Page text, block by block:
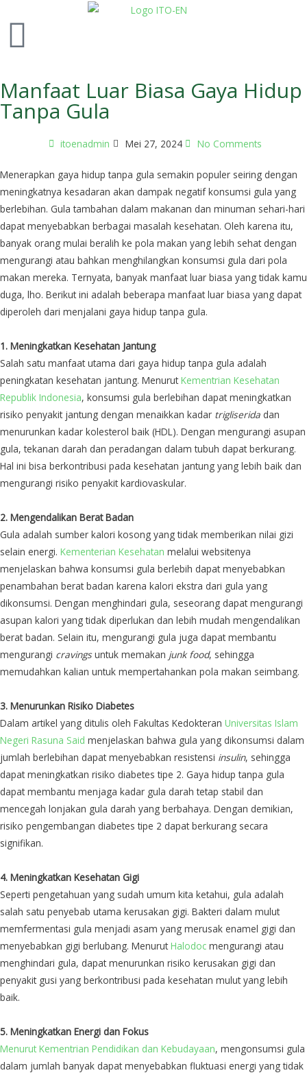
Manfaat Luar Biasa Gaya Hidup
Tanpa Gula
itoenadmin Mei 27, 2024 No Comments
Menerapkan gaya hidup tanpa gula semakin populer seiring dengan
meningkatnya kesadaran akan dampak negatif konsumsi gula yang
berlebihan. Gula tambahan dalam makanan dan minuman sehari-hari
dapat menyebabkan berbagai masalah kesehatan. Oleh karena itu,
banyak orang mulai beralih ke pola makan yang lebih sehat dengan
mengurangi atau bahkan menghilangkan konsumsi gula dari pola
makan mereka. Ternyata, banyak manfaat luar biasa yang tidak kamu
duga, lho. Berikut ini adalah beberapa manfaat luar biasa yang dapat
diperoleh dari menjalani gaya hidup tanpa gula.
1. Meningkatkan Kesehatan Jantung
Salah satu manfaat utama dari gaya hidup tanpa gula adalah
peningkatan kesehatan jantung. MenurutKementrian Kesehatan
Republik Indonesia, konsumsi gula berlebihan dapat meningkatkan
risiko penyakit jantung dengan menaikkan kadar trigliserida dan
menurunkan kadar kolesterol baik (HDL). Dengan mengurangi asupan
gula, tekanan darah dan peradangan dalam tubuh dapat berkurang.
Hal ini bisa berkontribusi pada kesehatan jantung yang lebih baik dan
mengurangi risiko penyakit kardiovaskular.
2. Mengendalikan Berat Badan
Gula adalah sumber kalori kosong yang tidak memberikan nilai gizi
selain energi. Kementerian Kesehatan melalui websitenya
menjelaskan bahwa konsumsi gula berlebih dapat menyebabkan
penambahan berat badan karena kalori ekstra dari gula yang
dikonsumsi. Dengan menghindari gula, seseorang dapat mengurangi
asupan kalori yang tidak diperlukan dan lebih mudah mengendalikan
berat badan. Selain itu, mengurangi gula juga dapat membantu
mengurangi cravingsuntuk memakan junk food, sehingga
memudahkan kalian untuk mempertahankan pola makan seimbang.
3. Menurunkan Risiko Diabetes
Dalam artikel yang ditulis oleh Fakultas Kedokteran Universitas Islam
Negeri Rasuna Said menjelaskan bahwa gula yang dikonsumsi dalam
jumlah berlebihan dapat menyebabkan resistensi insulin, sehingga
dapat meningkatkan risiko diabetes tipe 2. Gaya hidup tanpa gula
dapat membantu menjaga kadar gula darah tetap stabil dan
mencegah lonjakan gula darah yang berbahaya. Dengan demikian,
risiko pengembangan diabetes tipe 2 dapat berkurang secara
signifikan.
4. Meningkatkan Kesehatan Gigi
Seperti pengetahuan yang sudah umum kita ketahui, gula adalah
salah satu penyebab utama kerusakan gigi. Bakteri dalam mulut
memfermentasi gula menjadi asam yang merusak enamel gigi dan
menyebabkan gigi berlubang. MenurutHalodoc mengurangi atau
menghindari gula, dapat menurunkan risiko kerusakan gigi dan
penyakit gusi yang berkontribusi pada kesehatan mulut yang lebih
baik.
5. Meningkatkan Energi dan Fokus
Menurut Kementrian Pendidikan dan Kebudayaan, mengonsumsi gula
dalam jumlah banyak dapat menyebabkan fluktuasi energi yang tidak